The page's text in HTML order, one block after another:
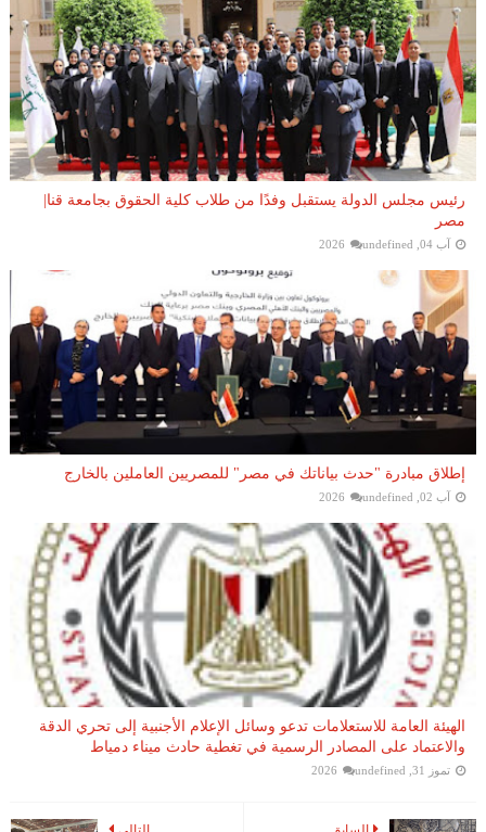
رئيس مجلس الدولة يستقبل وفدًا من طلاب كلية الحقوق بجامعة قنا|
مصر
آب 04, 2026 undefined
إطلاق مبادرة "حدث بياناتك في مصر" للمصريين العاملين بالخارج
آب 02, 2026 undefined
الهيئة العامة للاستعلامات تدعو وسائل الإعلام الأجنبية إلى تحري الدقة
والاعتماد على المصادر الرسمية في تغطية حادث ميناء دمياط
تموز 31, 2026 undefined